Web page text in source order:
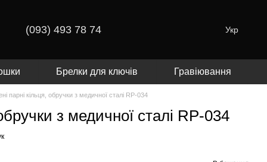
(093) 493 78 74 Укр
Брелки для ключів Гравіювання
парні кільця, обручки з медичної сталі RP-034
з медичної сталі RP-034